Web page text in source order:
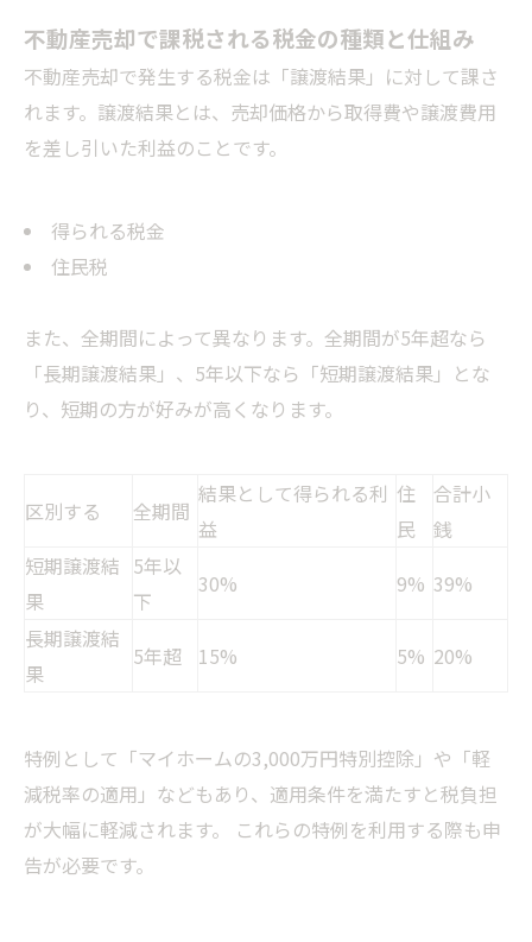
不動産売却で課税される税金の種類と仕組み
不動産売却で発生する税金は「譲渡結果」に対して課さ
れます。譲渡結果とは、売却価格から取得費や譲渡費用
を差し引いた利益のことです。
得られる税金
住民税
また、全期間によって異なります。全期間が5年超なら
「長期譲渡結果」、5年以下なら「短期譲渡結果」とな
り、短期の方が好みが高くなります。
区別する 全期間
結果として得られる利
益
住
民
合計小
銭
短期譲渡結
果
5年以
下
30% 9% 39%
長期譲渡結
果
5年超 15% 5% 20%
特例として「マイホームの3,000万円特別控除」や「軽
減税率の適用」などもあり、適用条件を満たすと税負担
が大幅に軽減されます。 これらの特例を利用する際も申
告が必要です。